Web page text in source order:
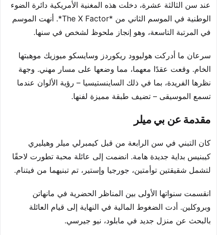
عند سن الثالثة عشرة، دخلت هذه المغنية الأمريكية دائرة الضوء
الوطنية في الموسم الثاني من *The X Factor*. أنهت الموسم
في المرتبة التاسعة، وهو إنجاز ملحوظ لشخص في سنها.
سرعان ما أدركت هوليوود ريكوردز وسايسكو ميوزيك موهبتها
الخام. وقعت عقدًا معهما، مما وضعها على مسار مهني. وجهة
نظرها الفريدة، بما في ذلك الساينستيسيا – رؤية الألوان عندما
تسمع الموسيقى – تضيف طبقة مميزة لفنها.
مقدمة عن بي ميلر
كان التبني في سن الرابعة من قبل كيمبرلي ميلر وهيليري
كيبنيس بداية جديدة هامة. انضمت إلى عائلة محبة تطورت لاحقًا
لتشمل شقيقتين توأمتين، جورجيا وإستير، تم تبنيهما من فيتنام.
انقسمت سنواتها الأولى بين المناظر الحضرية في مانهاتن
وبروكلين. أدت الضغوط المالية في النهاية إلى قيام العائلة
بالبحث عن منزل جديد في مابلود، نيو جيرسي.